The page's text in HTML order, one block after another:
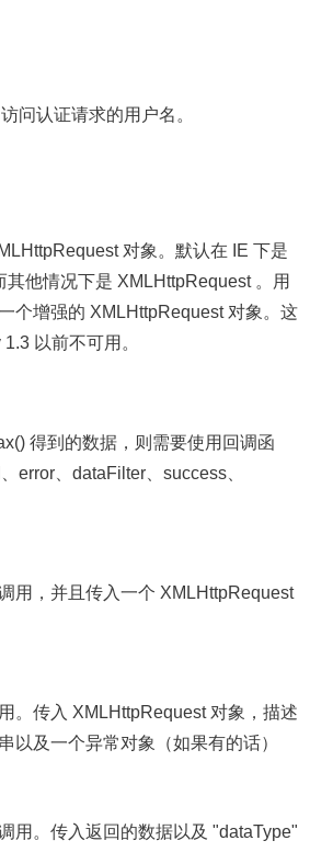
问认证请求的用户名。
对象。默认在 IE 下是
其他情况下是 XMLHttpRequest 。用
个增强的 XMLHttpRequest 对象。这
以前不可用。
得到的数据，则需要使用回调函
error、dataFilter、success、
用，并且传入一个 XMLHttpRequest
。传入 XMLHttpRequest 对象，描述
以及一个异常对象（如果有的话）
用。传入返回的数据以及 "dataType"